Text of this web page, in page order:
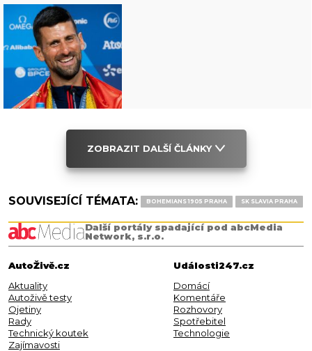
ZOBRAZIT DALŠÍ ČLÁNKY
SOUVISEJÍCÍ TÉMATA: BOHEMIANS 1905 PRAHA SK SLAVIA PRAHA
Další portály spadající pod abcMedia
Network, s.r.o.
AutoŽivě.cz
Aktuality
Autoživě testy
Ojetiny
Rady
Technický koutek
Zajímavosti
Události247.cz
Domácí
Komentáře
Rozhovory
Spotřebitel
Technologie